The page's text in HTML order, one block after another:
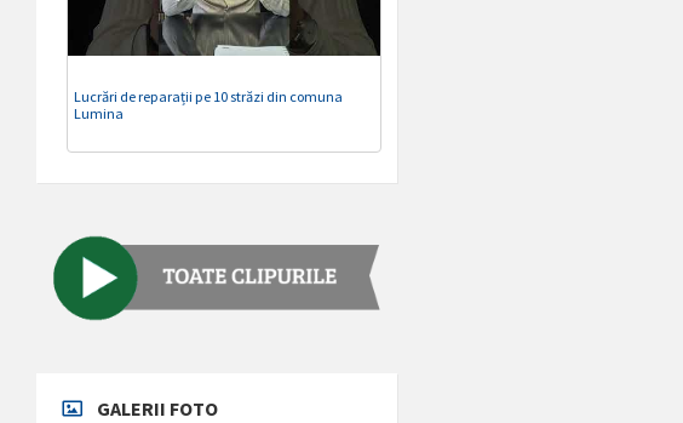
Lucrări de reparații pe 10 străzi din comuna
Lumina
GALERII FOTO